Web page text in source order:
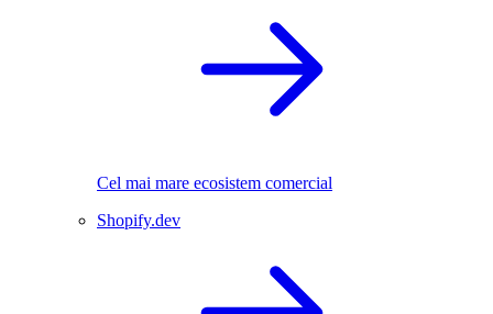
Cel mai mare ecosistem comercial
Shopify.dev